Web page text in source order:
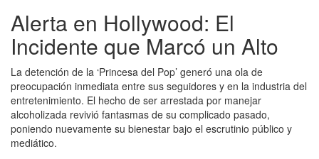
Alerta en Hollywood: El
Incidente que Marcó un Alto
La detención de la ‘Princesa del Pop’ generó una ola de
preocupación inmediata entre sus seguidores y en la industria del
entretenimiento. El hecho de ser arrestada por manejar
alcoholizada revivió fantasmas de su complicado pasado,
poniendo nuevamente su bienestar bajo el escrutinio público y
mediático.